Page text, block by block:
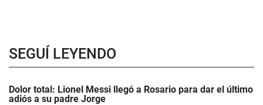
SEGUÍ LEYENDO
Dolor total: Lionel Messi llegó a Rosario para dar el último
adiós a su padre Jorge